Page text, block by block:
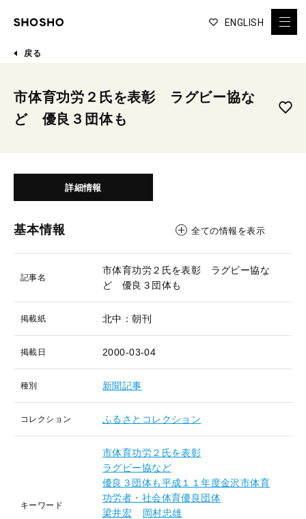
ENGLISH
戻る
市体育功労２氏を表彰 ラグビー協な
ど 優良３団体も
詳細情報
基本情報 全ての情報を表示
記事名
市体育功労２氏を表彰 ラグビー協な
ど 優良３団体も
掲載紙 北中：朝刊
掲載日 2000-03-04
種別 新聞記事
コレクション ふるさとコレクション
キーワード
市体育功労２氏を表彰
ラグビー協など
優良３団体も平成１１年度金沢市体育
功労者・社会体育優良団体
梁井宏
岡村忠雄